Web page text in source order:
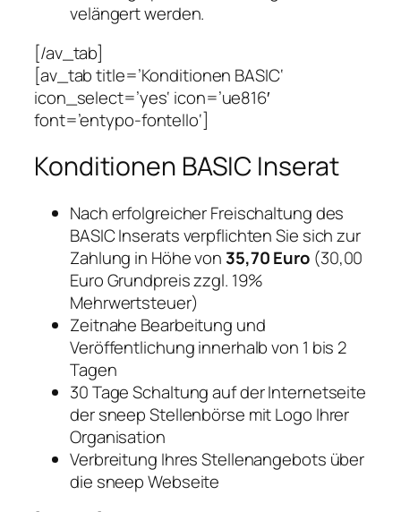
velängert werden.
[/av_tab]
[av_tab title=’Konditionen BASIC‘
icon_select=’yes‘ icon=’ue816′
font=’entypo-fontello‘]
Konditionen BASIC Inserat
Nach erfolgreicher Freischaltung des
BASIC Inserats verpflichten Sie sich zur
Zahlung in Höhe von 35,70 Euro (30,00
Euro Grundpreis zzgl. 19%
Mehrwertsteuer)
Zeitnahe Bearbeitung und
Veröffentlichung innerhalb von 1 bis 2
Tagen
30 Tage Schaltung auf der Internetseite
der sneep Stellenbörse mit Logo Ihrer
Organisation
Verbreitung Ihres Stellenangebots über
die sneep Webseite